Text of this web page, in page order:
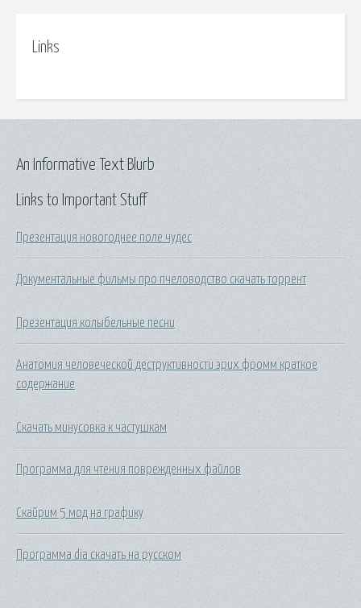
Links
Links to Important Stuff
Презентация новогоднее поле чудес
Документальные фильмы про пчеловодство скачать торрент
Презентация колыбельные песни
Анатомия человеческой деструктивности эрих фромм краткое
содержание
Скачать минусовка к частушкам
Программа для чтения поврежденных файлов
Скайрим 5 мод на графику
Программа dia скачать на русском
An Informative Text Blurb